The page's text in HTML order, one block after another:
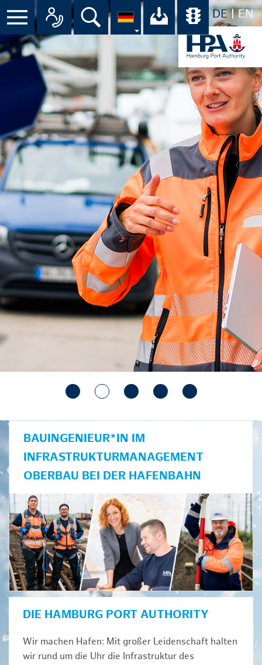
DE EN
Suche Ihr Download-
BAUINGENIEUR*IN IM
INFRASTRUKTURMANAGEMENT
OBERBAU BEI DER HAFENBAHN
DIE HAMBURG PORT AUTHORITY
Wir machen Hafen: Mit großer Leidenschaft halten
wir rund um die Uhr die Infrastruktur des